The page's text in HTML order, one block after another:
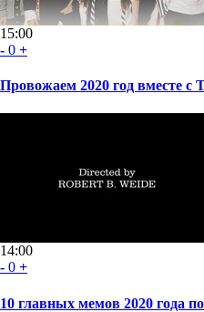
15:00
- 0 +
Провожаем 2020 год вместе с
14:00
- 0 +
10 главных мемов 2020 года